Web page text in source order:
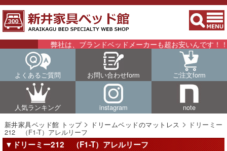
弊社は、ブランドベッドメーカーも超お安いんです！！詳
よくあるご質問 お問い合わせform ご注文form
人気ランキング instagram
note
新井家具ベッド館 トップ
ドリームベッドのマットレス ドリーミー
212 （F1-T）アレルリーフ
▼ドリーミー212 （F1-T）アレルリーフ